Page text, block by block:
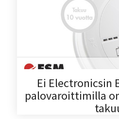
Ei Electronicsin
palovaroittimilla